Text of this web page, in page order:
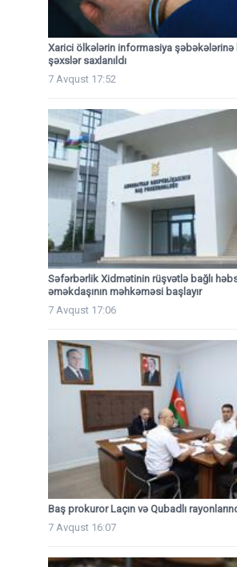
Xarici ölkələrin informasiya şəbəkələrinə
şəxslər saxlanıldı
7 Avqust 17:52
Səfərbərlik Xidmətinin rüşvətlə bağlı
əməkdaşının məhkəməsi başlayır
7 Avqust 17:06
Baş prokuror Laçın və Qubadlı
7 Avqust 16:07